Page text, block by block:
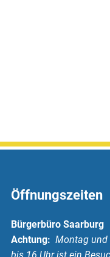
Öffnungszeiten
Bürgerbüro Saarburg
Achtung: Montag und